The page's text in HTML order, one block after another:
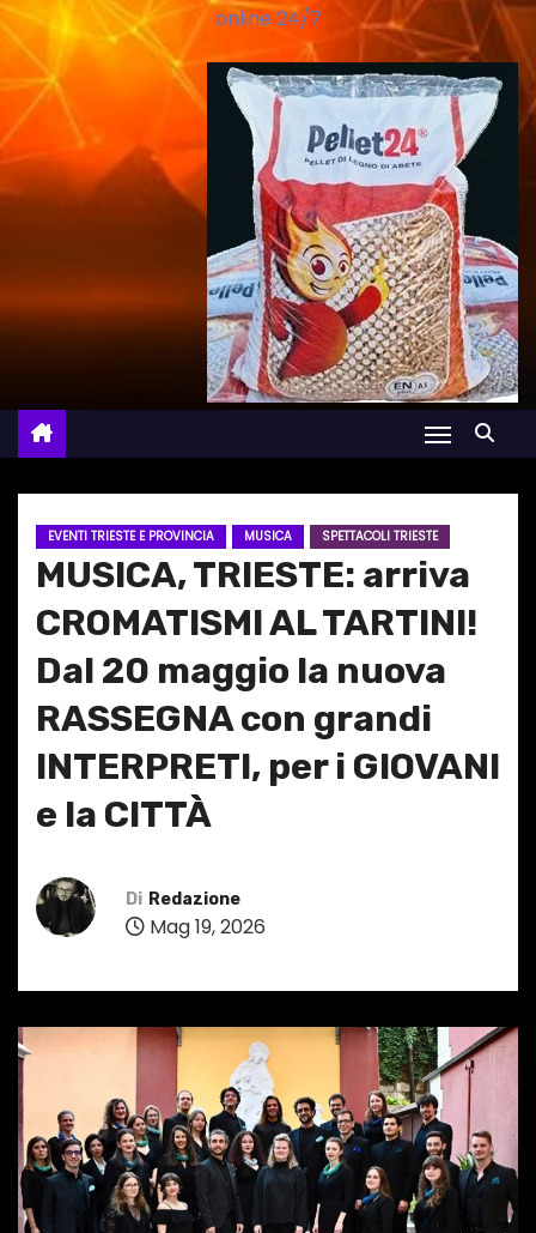
online 24/7
EVENTI TRIESTE E PROVINCIA MUSICA SPETTACOLI TRIESTE
MUSICA, TRIESTE: arriva
CROMATISMI AL TARTINI!
Dal 20 maggio la nuova
RASSEGNA con grandi
INTERPRETI, per i GIOVANI
e la CITTÀ
Di Redazione
Mag 19, 2026